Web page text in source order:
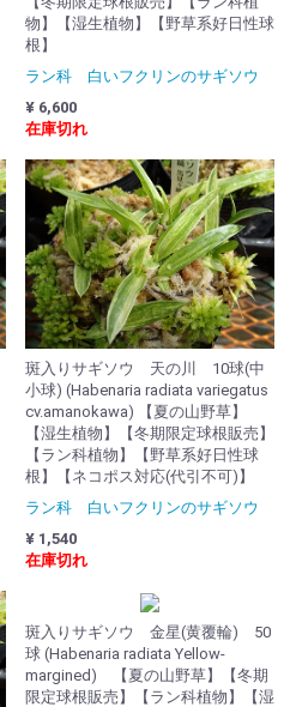
物】【湿生植物】【野草系好日性球
根】
ラン科 白いフクリンのサギソウ
¥ 6,600
在庫切れ
斑入りサギソウ 天の川 10球(中
小球) (Habenaria radiata variegatus
cv.amanokawa) 【夏の山野草】
【湿生植物】【冬期限定球根販売】
【ラン科植物】【野草系好日性球
根】【ネコポス対応(代引不可)】
ラン科 白いフクリンのサギソウ
¥ 1,540
在庫切れ
斑入りサギソウ 金星(黄覆輪) 50
球 (Habenaria radiata Yellow-
margined) 【夏の山野草】【冬期
限定球根販売】【ラン科植物】【湿